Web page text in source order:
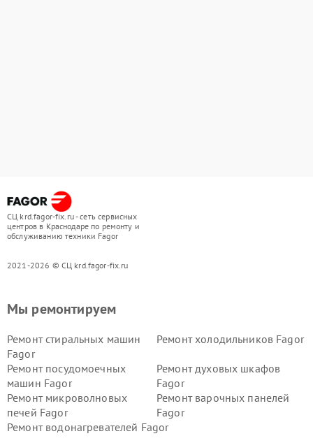
СЦ krd.fagor-fix.ru - сеть сервисных
центров в Краснодаре по ремонту и
обслуживанию техники Fagor
2021-2026 © СЦ krd.fagor-fix.ru
Мы ремонтируем
Ремонт стиральных машин
Fagor
Ремонт холодильников Fagor
Ремонт посудомоечных
машин Fagor
Ремонт духовых шкафов
Fagor
Ремонт микроволновых
печей Fagor
Ремонт варочных панелей
Fagor
Ремонт водонагревателей Fagor